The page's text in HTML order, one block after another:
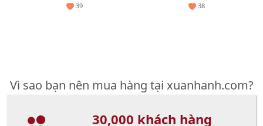
39 38
Vì sao bạn nên mua hàng tại xuanhanh.com?
30,000 khách hàng